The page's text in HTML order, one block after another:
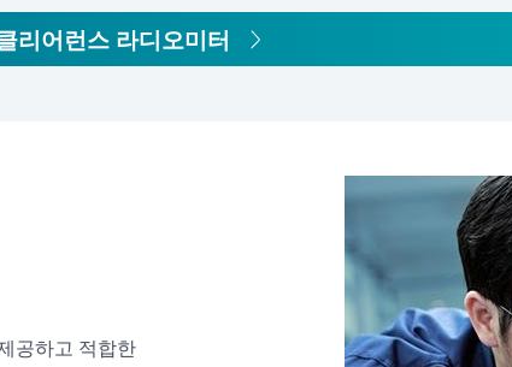
리어런스 라디오미터
공하고 적합한